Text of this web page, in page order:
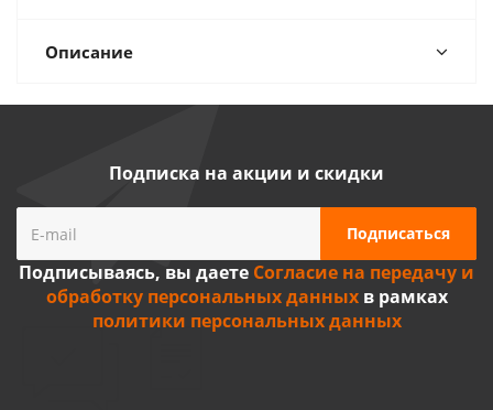
Описание
Подписка на акции и скидки
Подписываясь, вы даете Согласие на передачу и
обработку персональных данныхв рамках
политики персональных данных